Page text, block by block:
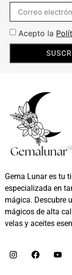
Acepto la
Gema Lunar es tu
especializada en
mágica. Descubre
mágicos de alta
velas y aceites